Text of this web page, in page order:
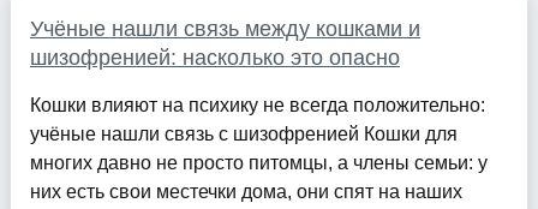
Учёные нашли связь между кошками и
шизофренией: насколько это опасно
Кошки влияют на психику не всегда положительно:
учёные нашли связь с шизофренией Кошки для
многих давно не просто питомцы, а члены семьи: у
них есть свои местечки дома, они спят на наших